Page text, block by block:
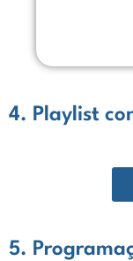
4. Playlist
5.